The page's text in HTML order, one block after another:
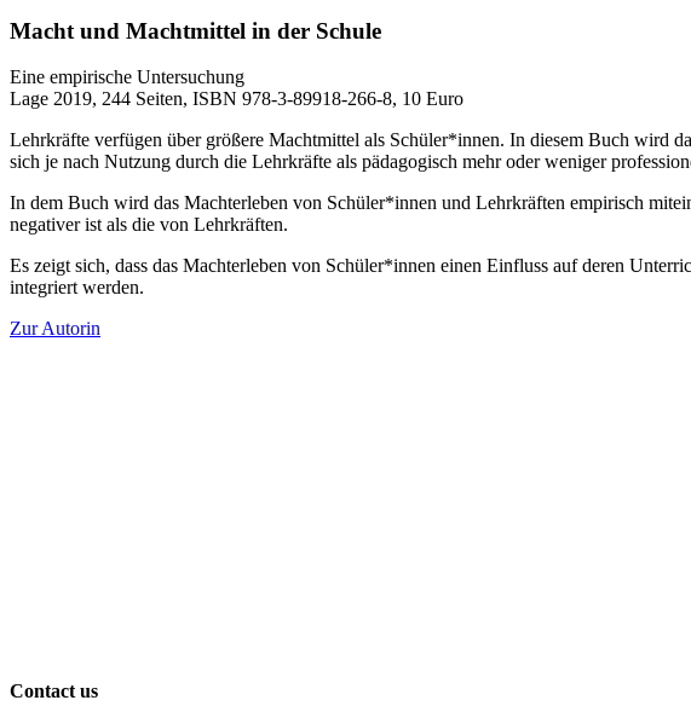
Macht und Machtmittel in der Schule
Eine empirische Untersuchung
Lage 2019, 244 Seiten, ISBN 978-3-89918-266-8, 10 Euro
Lehrkräfte verfügen über größere Machtmittel als Schüler*innen. In diesem Buch wird
sich je nach Nutzung durch die Lehrkräfte als pädagogisch mehr oder weniger
In dem Buch wird das Machterleben von Schüler*innen und Lehrkräften empirisch
negativer ist als die von Lehrkräften.
Es zeigt sich, dass das Machterleben von Schüler*innen einen Einfluss auf deren
integriert werden.
Zur Autorin
Contact us